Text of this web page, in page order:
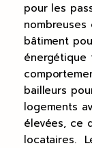
pour les
nombreuses
bâtiment
énergétique
bailleurs
logements
élevées, ce
locataires.